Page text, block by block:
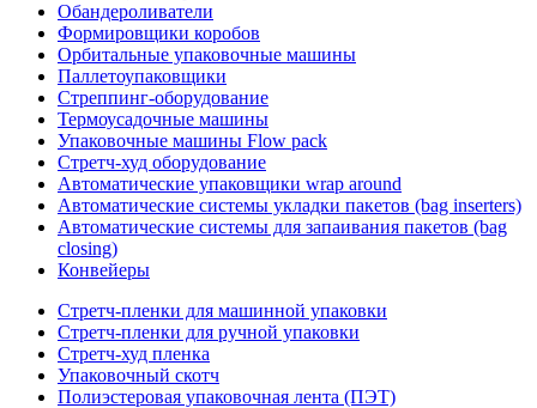
Обандероливатели
Формировщики коробов
Орбитальные упаковочные машины
Паллетоупаковщики
Стреппинг-оборудование
Термоусадочные машины
Упаковочные машины Flow pack
Стретч-худ оборудование
Автоматические упаковщики wrap around
Автоматические системы укладки пакетов (bag inserters)
Автоматические системы для запаивания пакетов (bag
closing)
Конвейеры
Стретч-пленки для машинной упаковки
Стретч-пленки для ручной упаковки
Стретч-худ пленка
Упаковочный скотч
Полиэстеровая упаковочная лента (ПЭТ)